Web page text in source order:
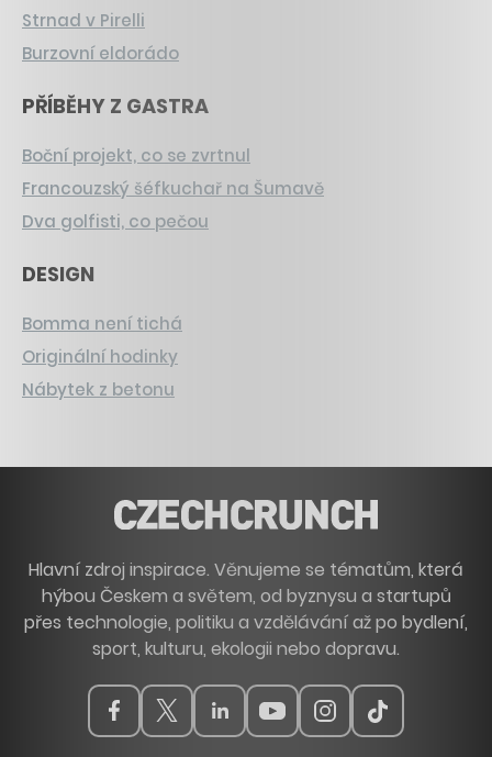
Strnad v Pirelli
Burzovní eldorádo
PŘÍBĚHY Z GASTRA
Boční projekt, co se zvrtnul
Francouzský šéfkuchař na Šumavě
Dva golfisti, co pečou
DESIGN
Bomma není tichá
Originální hodinky
Nábytek z betonu
Hlavní zdroj inspirace. Věnujeme se tématům, která
hýbou Českem a světem, od byznysu a startupů
přes technologie, politiku a vzdělávání až po bydlení,
sport, kulturu, ekologii nebo dopravu.